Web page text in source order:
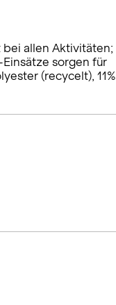
allen Aktivitäten;
sorgen für
(recycelt), 11%